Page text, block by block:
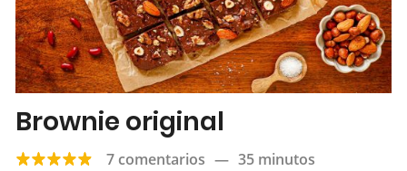
Brownie original
7 comentarios — 35 minutos